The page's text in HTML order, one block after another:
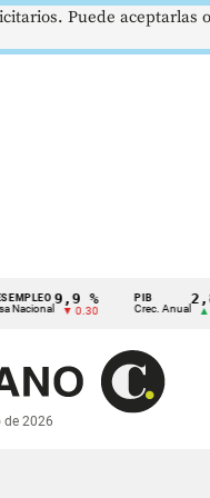
9,9 %
▼ 0.30
PIB
Crec. Anual
2,8 %
▲ 0.10
de 2026
Puede aceptarlas